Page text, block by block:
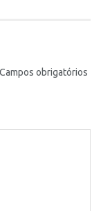
Campos obrigatórios